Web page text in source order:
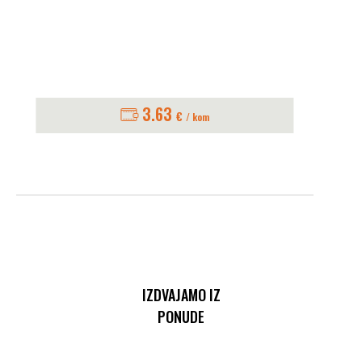
3.63 € / kom
IZDVAJAMO IZ
PONUDE